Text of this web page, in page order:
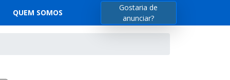
QUEM SOMOS
Gostaria de
anunciar?